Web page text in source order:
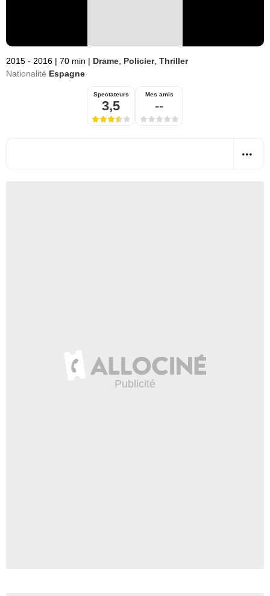
2015 - 2016 | 70 min | Drame Policier, Thriller
Nationalité Espagne
Spectateurs
3,5
Mes amis
--